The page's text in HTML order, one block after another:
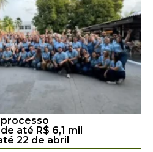
até R$ 6,1 mil
22 de abril